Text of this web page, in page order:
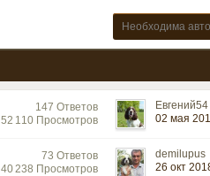
Необходима
147 Ответов
52 110 Просмотров
Евгений54
02 мая
73 Ответов
40 238 Просмотров
demilupus
26 окт